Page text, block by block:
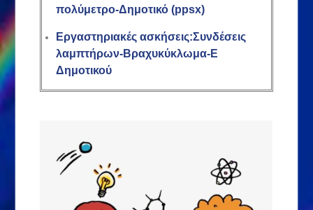
πολύμετρο-Δημοτικό (ppsx)
Εργαστηριακές ασκήσεις:Συνδέσεις
λαμπτήρων-Βραχυκύκλωμα-Ε
Δημοτικού